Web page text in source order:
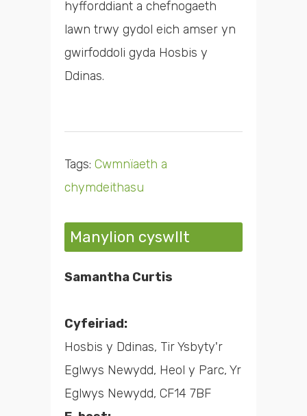
hyfforddiant a chefnogaeth
lawn trwy gydol eich amser yn
gwirfoddoli gyda Hosbis y
Ddinas.
Tags: Cwmnïaeth a
chymdeithasu
Manylion cyswllt
Samantha Curtis
Cyfeiriad:
Hosbis y Ddinas, Tir Ysbyty'r
Eglwys Newydd, Heol y Parc, Yr
Eglwys Newydd, CF14 7BF